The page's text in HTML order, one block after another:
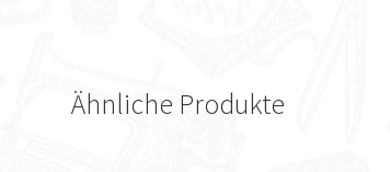
Ähnliche Produkte